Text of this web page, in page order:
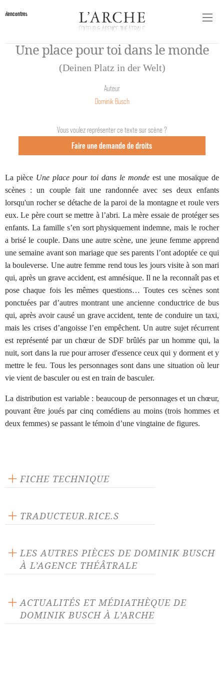
Rencontres
Une place pour toi dans le monde
(Deinen Platz in der Welt)
Auteur
Dominik Busch
Vous voulez représenter ce texte sur scène ?
Faire une demande de droits
La pièce Une place pour toi dans le monde est une mosaïque de
scènes : un couple fait une randonnée avec ses deux enfants
lorsqu'un rocher se détache de la paroi de la montagne et roule vers
eux. Le père court se mettre à l’abri. La mère essaie de protéger ses
enfants. La famille s’en sort physiquement indemne, mais le rocher
a brisé le couple. Dans une autre scène, une jeune femme apprend
une semaine avant son mariage que ses parents l’ont adoptée ce qui
la bouleverse. Une autre femme rend tous les jours visite à son mari
qui, après un grave accident, est amnésique. Il ne la reconnaît pas et
pose chaque fois les mêmes questions… Toutes ces scènes sont
ponctuées par d’autres montrant une ancienne conductrice de bus
qui, après avoir causé un grave accident, tente de conduire un taxi,
mais les crises d’angoisse l’en empêchent. Un autre sujet récurrent
est représenté par un chœur de SDF brûlés par un homme qui, la
nuit, sort dans la rue pour arroser d'essence ceux qui y dorment et y
mettre le feu. Tous les personnages sont dans une situation où leur
vie vient de basculer ou est en train de basculer.
La distribution est variable : beaucoup de personnages et un chœur,
pouvant être joués par cinq comédiens au moins (trois hommes et
deux femmes) se passant le témoin d’une vingtaine de figures.
FICHE TECHNIQUE
Langue source : allemand
Nombre de personnages masculins : 14
TRADUCTEUR.RICE.S
Silvia Berutti-Ronelt
LES AUTRES PIÈCES DE DOMINIK BUSCH
À L’AGENCE THÉÂTRALE
ACTUALITÉS ET MÉDIATHÈQUE DE
DOMINIK BUSCH À L’ARCHE